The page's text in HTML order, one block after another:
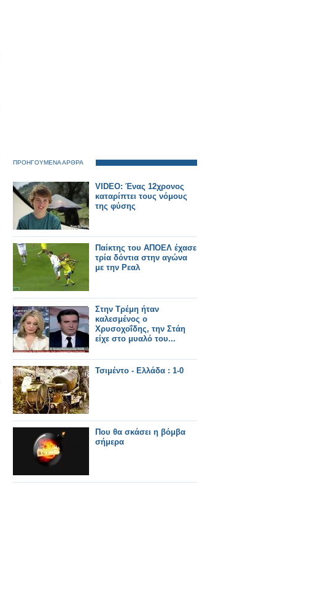
ΠΡΟΗΓΟΥΜΕΝΑ ΑΡΘΡΑ
VIDEO: Ένας 12χρονος
καταρίπτει τους νόμους
της φύσης
Παίκτης του ΑΠΟΕΛ έχασε
τρία δόντια στην αγώνα
με την Ρεαλ
Στην Τρέμη ήταν
καλεσμένος ο
Χρυσοχοΐδης, την Στάη
είχε στο μυαλό του...
Τσιμέντο - Ελλάδα : 1-0
Που θα σκάσει η βόμβα
σήμερα